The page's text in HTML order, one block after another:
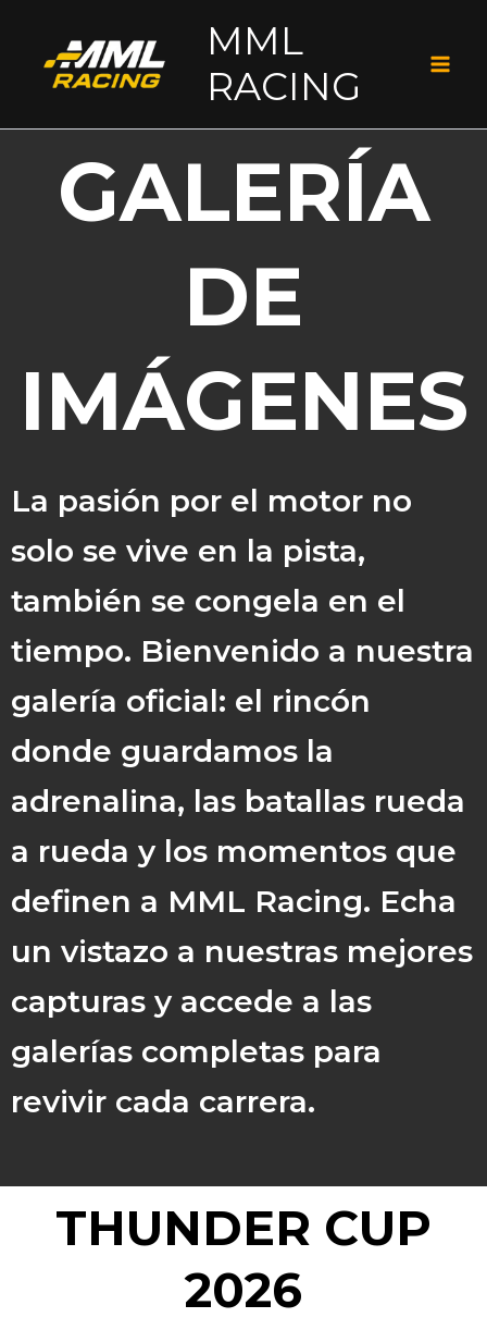
contenido
MML
RACING
GALERÍA
DE
IMÁGENES
La pasión por el motor no
solo se vive en la pista,
también se congela en el
tiempo. Bienvenido a nuestra
galería oficial: el rincón
donde guardamos la
adrenalina, las batallas rueda
a rueda y los momentos que
definen a MML Racing. Echa
un vistazo a nuestras mejores
capturas y accede a las
galerías completas para
revivir cada carrera.
THUNDER CUP
2026